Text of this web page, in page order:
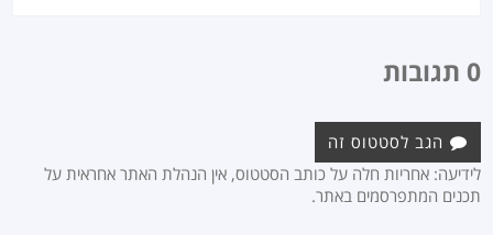
0 תגובות
הגב לסטטוס זה
לידיעה: אחריות חלה על כותב הסטטוס, אין הנהלת האתר אחראית על
תכנים המתפרסמים באתר.